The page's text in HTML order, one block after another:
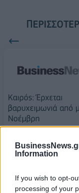
Information
If you wish to opt-
processing of your
Καιρός: Έρχεται
βαρυχειμωνιά από
Νοέμβρη